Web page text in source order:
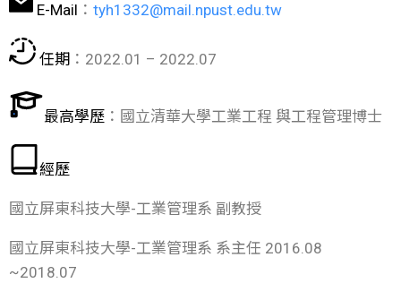
E-Mail ： tyh1332@mail.npust.edu.tw
任期 ：2022.01 – 2022.07
最高學歷 ：國立清華大學工業工程 與工程管理博士
經歷
國立屏東科技大學-工業管理系 副教授
國立屏東科技大學-工業管理系 系主任 2016.08
~2018.07